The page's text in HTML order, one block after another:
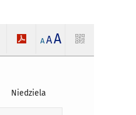
A AA
Niedziela